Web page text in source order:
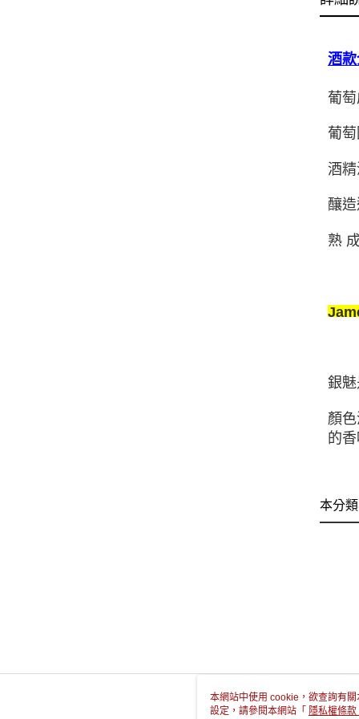
酒
葡
葡
酒
釀
熟
銀
顏
的
本分
本網站中使用 cookie，欲查詢有
設定，請參閱本網站「 隱私權條款